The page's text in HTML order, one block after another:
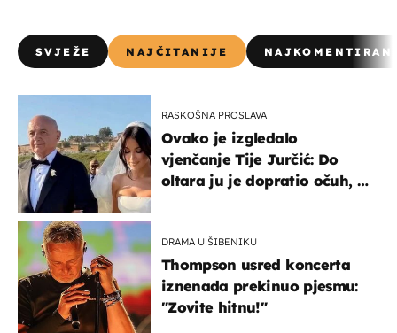
SVJEŽE NAJČITANIJE
RASKOŠNA PROSLAVA
Ovako je izgledalo
vjenčanje Tije Jurčić: Do
oltara ju je dopratio očuh, a
DRAMA U ŠIBENIKU
Thompson usred koncerta
iznenada prekinuo pjesmu:
"Zovite hitnu!"